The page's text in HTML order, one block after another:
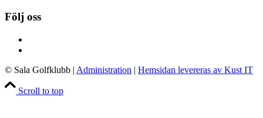
Följ oss
© Sala Golfklubb | Administration | Hemsidan levereras av Kust IT
Scroll to top